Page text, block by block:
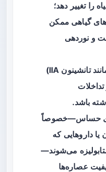
را تغییر دهد؛
گیاهی ممکن
و نوردهی
زیاد شدن تانشینون‌ها (مانند تانشینون IIA)
باشد.
حساس—خصوصاً
داروهایی که
می‌شوند—
عصاره‌ها